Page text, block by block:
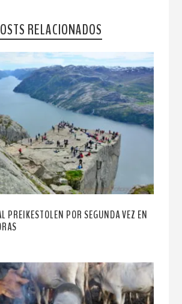
RELACIONADOS
PREIKESTOLEN POR SEGUNDA VEZ EN